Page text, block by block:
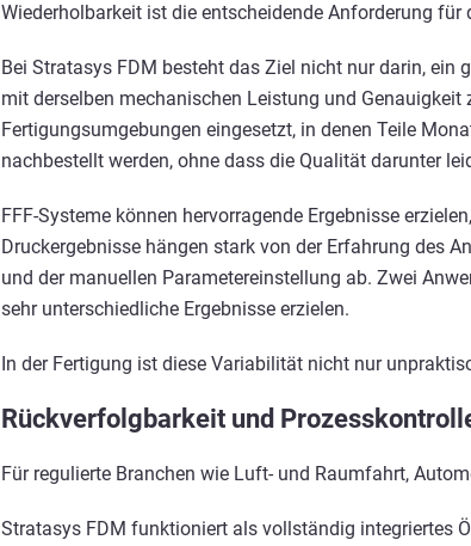
Wiederholbarkeit ist die entscheidende Anforderung
Bei Stratasys FDM besteht das Ziel nicht nur darin, ein
mit derselben mechanischen Leistung und
Fertigungsumgebungen eingesetzt, in denen Teile
nachbestellt werden, ohne dass die Qualität darunter
FFF-Systeme können hervorragende Ergebnisse
Druckergebnisse hängen stark von der Erfahrung des
und der manuellen Parametereinstellung ab. Zwei
sehr unterschiedliche Ergebnisse erzielen.
In der Fertigung ist diese Variabilität nicht nur
Rückverfolgbarkeit und
Für regulierte Branchen wie Luft- und Raumfahrt,
Stratasys FDM funktioniert als vollständig integriertes